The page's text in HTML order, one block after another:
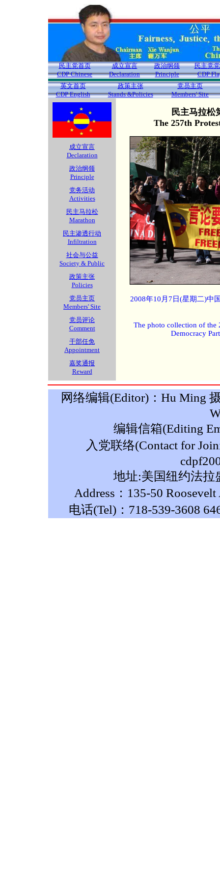
民主党首页
CDP Chinese
成立宣言
Declaration
政治纲领
Principle
民主党
CDP
英文首页
CDP English
政策主张
Stands &Policies
党员主页
Members' Site
成立宣言
Declaration
政治纲领
Principle
党务活动
Activities
民主马拉松
Marathon
民主渗透行动
Infiltration
社会与公益
Society & Public
政策主张
Policies
党员主页
Members' Site
党员评论
Comment
干部任免
Appointment
嘉奖通报
Reward
民主马拉松
The 257th
2008年10月7日(星期二)中
The photo collection of the
Democracy
网络编辑(Editor)：Hu Ming
编辑信箱(Editing
入党联络(Contact for
地址:美国纽约法拉
Address：135-50
电话(Tel)：718-539-3608